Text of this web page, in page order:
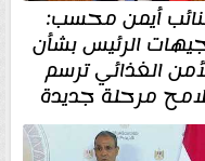
أيمن محسب:
الرئيس بشأن
الغذائي ترسم
مرحلة جديدة